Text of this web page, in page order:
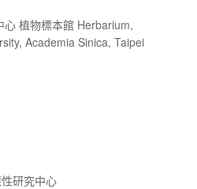
植物標本館 Herbarium,
Academia Sinica, Taipei
研究中心